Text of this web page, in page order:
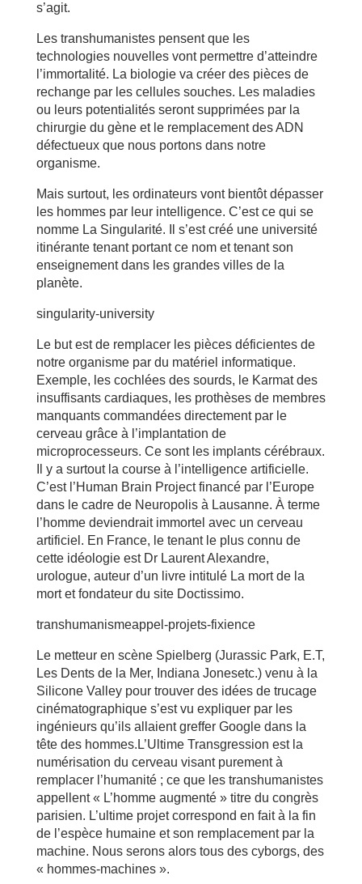
s’agit.
Les transhumanistes pensent que les
technologies nouvelles vont permettre d’atteindre
l’immortalité. La biologie va créer des pièces de
rechange par les cellules souches. Les maladies
ou leurs potentialités seront supprimées par la
chirurgie du gène et le remplacement des ADN
défectueux que nous portons dans notre
organisme.
Mais surtout, les ordinateurs vont bientôt dépasser
les hommes par leur intelligence. C’est ce qui se
nomme La Singularité. Il s’est créé une université
itinérante tenant portant ce nom et tenant son
enseignement dans les grandes villes de la
planète.
singularity-university
Le but est de remplacer les pièces déficientes de
notre organisme par du matériel informatique.
Exemple, les cochlées des sourds, le Karmat des
insuffisants cardiaques, les prothèses de membres
manquants commandées directement par le
cerveau grâce à l’implantation de
microprocesseurs. Ce sont les implants cérébraux.
Il y a surtout la course à l’intelligence artificielle.
C’est l’Human Brain Project financé par l’Europe
dans le cadre de Neuropolis à Lausanne. À terme
l’homme deviendrait immortel avec un cerveau
artificiel. En France, le tenant le plus connu de
cette idéologie est Dr Laurent Alexandre,
urologue, auteur d’un livre intitulé La mort de la
mort et fondateur du site Doctissimo.
transhumanismeappel-projets-fixience
Le metteur en scène Spielberg (Jurassic Park, E.T,
Les Dents de la Mer, Indiana Jonesetc.) venu à la
Silicone Valley pour trouver des idées de trucage
cinématographique s’est vu expliquer par les
ingénieurs qu’ils allaient greffer Google dans la
tête des hommes.L’Ultime Transgression est la
numérisation du cerveau visant purement à
remplacer l’humanité ; ce que les transhumanistes
appellent « L’homme augmenté » titre du congrès
parisien. L’ultime projet correspond en fait à la fin
de l’espèce humaine et son remplacement par la
machine. Nous serons alors tous des cyborgs, des
« hommes-machines ».